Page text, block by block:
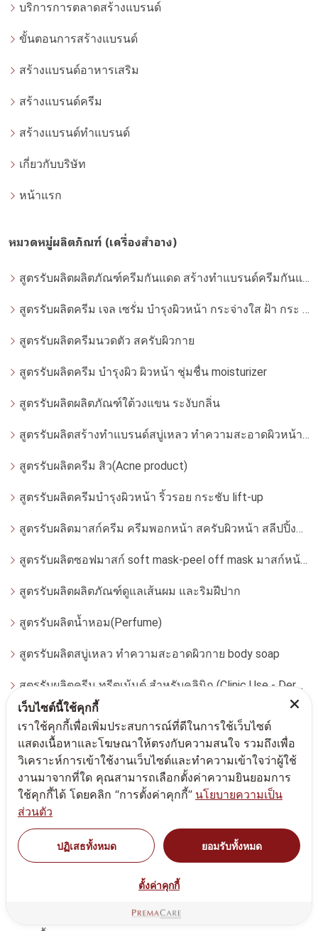
บริการการตลาดสร้างแบรนด์
ขั้นตอนการสร้างแบรนด์
สร้างแบรนด์อาหารเสริม
สร้างแบรนด์ครีม
สร้างแบรนด์ทำแบรนด์
เกี่ยวกับบริษัท
หน้าแรก
หมวดหมู่ผลิตภัณฑ์ (เครื่องสำอาง)
สูตรรับผลิตผลิตภัณฑ์ครีมกันแดด สร้างทำแบรนด์ครีมกันแดด โดยโรงงานผลิตที่ได้มาตรฐาน
สูตรรับผลิตครีม เจล เซรั่ม บำรุงผิวหน้า กระจ่างใส ฝ้า กระ จุดด่างดำ whitening
สูตรรับผลิตครีมนวดตัว สครับผิวกาย
สูตรรับผลิตครีม บำรุงผิว ผิวหน้า ชุ่มชื่น moisturizer
สูตรรับผลิตผลิตภัณฑ์ใต้วงแขน ระงับกลิ่น
สูตรรับผลิตสร้างทำแบรนด์สบู่เหลว ทำความสะอาดผิวหน้า โฟมล้างหน้า
สูตรรับผลิตครีม สิว(Acne product)
สูตรรับผลิตครีมบำรุงผิวหน้า ริ้วรอย กระชับ lift-up
สูตรรับผลิตมาสก์ครีม ครีมพอกหน้า สครับผิวหน้า สลีปปิ้งมาสก์
สูตรรับผลิตซอฟมาสก์ soft mask-peel off mask มาสก์หน้ากากอ่อน
สูตรรับผลิตผลิตภัณฑ์ดูแลเส้นผม และริมฝีปาก
สูตรรับผลิตน้ำหอม(Perfume)
สูตรรับผลิตสบู่เหลว ทำความสะอาดผิวกาย body soap
สูตรรับผลิตครีม ทรีตเม้นต์ สำหรับคลินิก (Clinic Use - Dermatologist)
สูตรรับผลิตครีม เจลบำรุงรอบดวงตา (eye care)
ลิป
สูตรรับผลิตครีม สำหรับผู้ชาย (For men)
สูตรรับผลิตครีม ผลิตภัณฑ์สปา (SPA product)
เว็บไซต์นี้ใช้คุกกี้
เราใช้คุกกี้เพื่อเพิ่มประสบการณ์ที่ดีในการใช้เว็บไซต์
แสดงเนื้อหาและโฆษณาให้ตรงกับความสนใจ รวมถึงเพื่อ
วิเคราะห์การเข้าใช้งานเว็บไซต์และทำความเข้าใจว่าผู้ใช้
งานมาจากที่ใด คุณสามารถเลือกตั้งค่าความยินยอมการ
ใช้คุกกี้ได้ โดยคลิก “การตั้งค่าคุกกี้” นโยบายความเป็น
ส่วนตัว
ปฏิเสธทั้งหมด ยอมรับทั้งหมด
ตั้งค่าคุกกี้